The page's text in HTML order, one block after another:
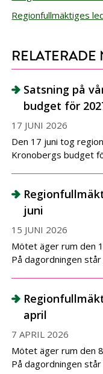
Regionfullmäktiges
RELATERADE
Satsning på
budget för
17 JUNI 2026
Den 17 juni tog
Kronobergs budget
juni
15 JUNI 2026
Mötet äger rum den
På dagordningen
april
7 APRIL 2026
Mötet äger rum den
På dagordningen